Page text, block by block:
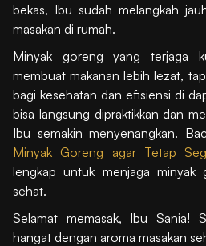
bekas, Ibu sudah melangkah
masakan di rumah.
Minyak goreng yang terjaga
membuat makanan lebih lezat,
bagi kesehatan dan efisiensi di
bisa langsung dipraktikkan dan
Ibu semakin menyenangkan.
Minyak Goreng agar Tetap
lengkap untuk menjaga
sehat.
Selamat memasak, Ibu Sania!
hangat dengan aroma masakan